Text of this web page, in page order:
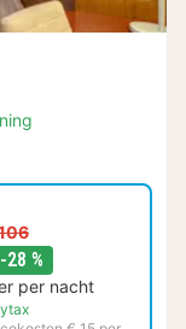
-28 %
per nacht